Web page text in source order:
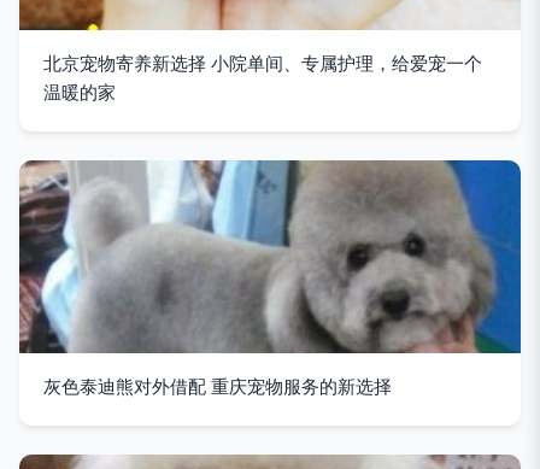
北京宠物寄养新选择 小院单间、专属护理，给爱宠一个
温暖的家
灰色泰迪熊对外借配 重庆宠物服务的新选择